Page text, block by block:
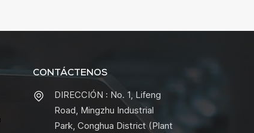
CONTÁCTENOS
DIRECCIÓN : No. 1, Lifeng
Road, Mingzhu Industrial
Park, Conghua District (Plant